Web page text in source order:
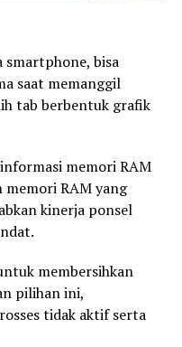
smartphone, bisa
saat memanggil
tab berbentuk grafik
memori RAM
memori RAM yang
kinerja ponsel
membersihkan
pilihan ini,
tidak aktif serta